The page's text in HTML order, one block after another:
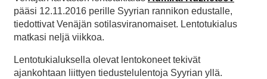
pääsi 12.11.2016 perille Syyrian rannikon edustalle,
tiedottivat Venäjän sotilasviranomaiset. Lentotukialus
matkasi neljä viikkoa.
Lentotukialuksella olevat lentokoneet tekivät
ajankohtaan liittyen tiedustelulentoja Syyrian yllä.